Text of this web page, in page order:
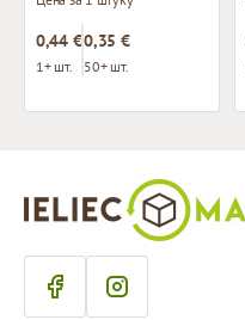
0,44 €
1+ шт.
0,35 €
50+ шт.